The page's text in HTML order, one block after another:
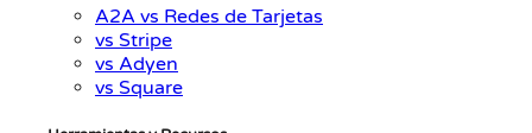
A2A vs Redes de Tarjetas
vs Stripe
vs Adyen
vs Square